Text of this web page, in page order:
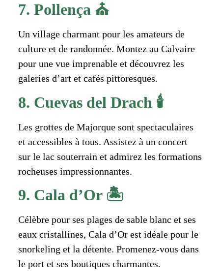
7. Pollença ⛪
Un village charmant pour les amateurs de
culture et de randonnée. Montez au Calvaire
pour une vue imprenable et découvrez les
galeries d’art et cafés pittoresques.
8. Cuevas del Drach 🕯️
Les grottes de Majorque sont spectaculaires
et accessibles à tous. Assistez à un concert
sur le lac souterrain et admirez les formations
rocheuses impressionnantes.
9. Cala d’Or 🏝️
Célèbre pour ses plages de sable blanc et ses
eaux cristallines, Cala d’Or est idéale pour le
snorkeling et la détente. Promenez-vous dans
le port et ses boutiques charmantes.